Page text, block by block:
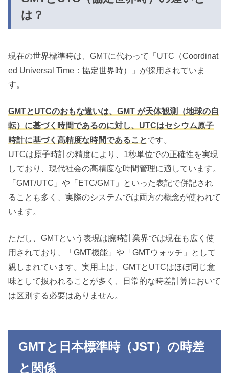
は？
現在の世界標準時は、GMTに代わって「UTC（Coordinat
ed Universal Time：協定世界時）」が採用されていま
す。
GMTとUTCのおもな違いは、GMT が天体観測（地球の自
転）に基づく時間であるのに対し、UTCはセシウム原子
時計に基づく高精度な時間であることです。
UTCは原子時計の精度により、1秒単位での正確性を実現
しており、現代社会の高精度な時間管理に適しています。
「GMT/UTC」や「ETC/GMT」といった表記で併記され
ることも多く、実際のシステムでは両方の概念が使われて
います。
ただし、GMTという表現は腕時計業界では現在も広く使
用されており、「GMT機能」や「GMTウォッチ」として
親しまれています。実用上は、GMTとUTCはほぼ同じ意
味として扱われることが多く、日常的な時差計算において
は区別する必要はありません。
GMTと日本標準時（JST）の時差
と関係